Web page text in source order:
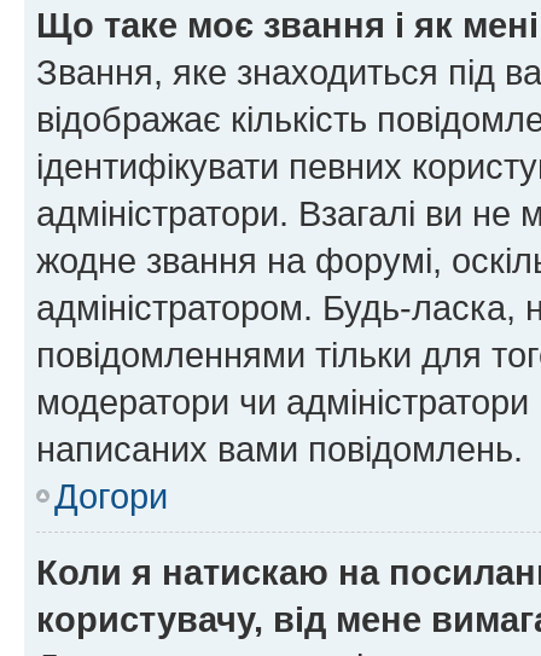
Що таке моє звання і як
Звання, яке знаходиться під
відображає кількість
ідентифікувати певних
адміністратори. Взагалі ви
жодне звання на форумі,
адміністратором. Будь-
повідомленнями тільки для
модератори чи
написаних вами повідомлень.
Догори
Коли я натискаю на
користувачу, від мене